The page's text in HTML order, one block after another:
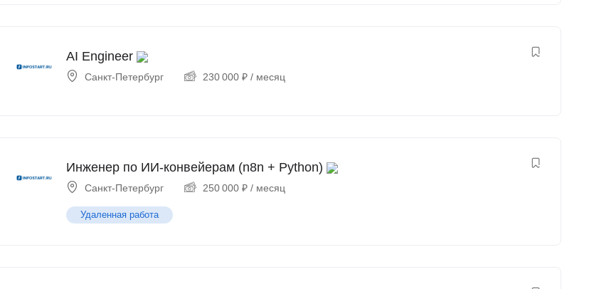
AI Engineer
Санкт-Петербург 230 000 ₽ / месяц
Инженер по ИИ-конвейерам (n8n + Python)
Санкт-Петербург 250 000 ₽ / месяц
Удаленная работа